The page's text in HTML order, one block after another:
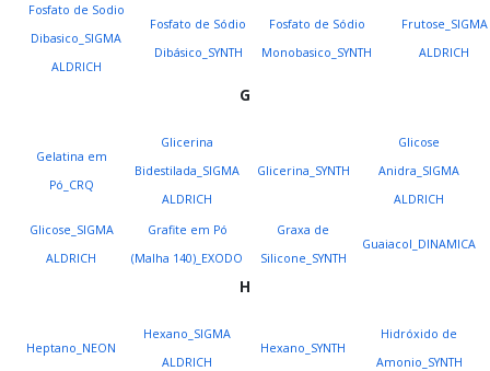
Fosfato de Sodio
Dibasico_SIGMA
ALDRICH
Fosfato de Sódio
Dibásico_SYNTH
Fosfato de Sódio
Monobasico_SYNTH
Frutose_SIGMA
ALDRICH
G
Gelatina em
Pó_CRQ
Glicerina
Bidestilada_SIGMA
ALDRICH
Glicerina_SYNTH
Glicose
Anidra_SIGMA
ALDRICH
Glicose_SIGMA
ALDRICH
Grafite em Pó
(Malha 140)_EXODO
Graxa de
Silicone_SYNTH
Guaiacol_DINAMICA
H
Heptano_NEON
Hexano_SIGMA
ALDRICH
Hexano_SYNTH
Hidróxido de
Amonio_SYNTH